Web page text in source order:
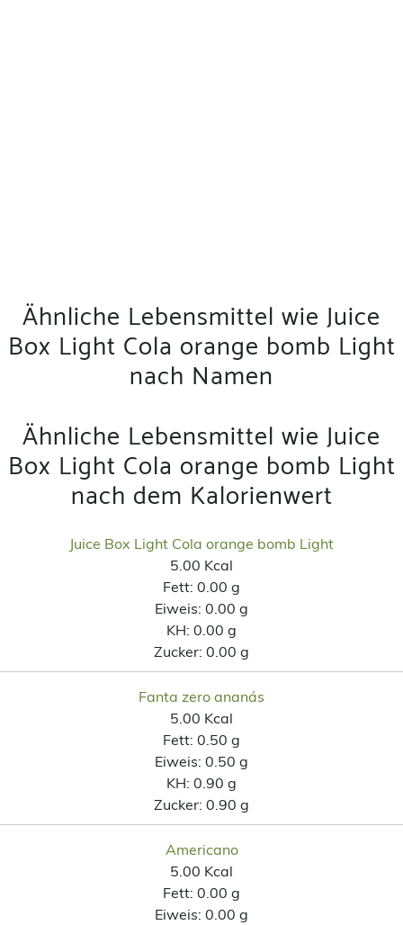
Ähnliche Lebensmittel wie Juice
Box Light Cola orange bomb Light
nach Namen
Ähnliche Lebensmittel wie Juice
Box Light Cola orange bomb Light
nach dem Kalorienwert
Juice Box Light Cola orange bomb Light
5.00 Kcal
Fett: 0.00 g
Eiweis: 0.00 g
KH: 0.00 g
Zucker: 0.00 g
Fanta zero ananás
5.00 Kcal
Fett: 0.50 g
Eiweis: 0.50 g
KH: 0.90 g
Zucker: 0.90 g
Americano
5.00 Kcal
Fett: 0.00 g
Eiweis: 0.00 g